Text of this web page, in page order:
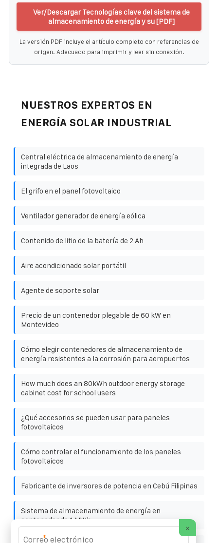
Ver/Descargar Tecnologías clave del sistema de
almacenamiento de energía y su [PDF]
La versión PDF incluye el artículo completo con referencias de
origen. Adecuado para imprimir y leer sin conexión.
NUESTROS EXPERTOS EN
ENERGÍA SOLAR INDUSTRIAL
Central eléctrica de almacenamiento de energía
integrada de Laos
El grifo en el panel fotovoltaico
Ventilador generador de energía eólica
Contenido de litio de la batería de 2 Ah
Aire acondicionado solar portátil
Agente de soporte solar
Precio de un contenedor plegable de 60 kW en
Montevideo
Cómo elegir contenedores de almacenamiento de
energía resistentes a la corrosión para aeropuertos
How much does an 80kWh outdoor energy storage
cabinet cost for school users
¿Qué accesorios se pueden usar para paneles
fotovoltaicos
Cómo controlar el funcionamiento de los paneles
fotovoltaicos
Fabricante de inversores de potencia en Cebú Filipinas
Sistema de almacenamiento de energía en
contenedor de 1 MWh
×
*